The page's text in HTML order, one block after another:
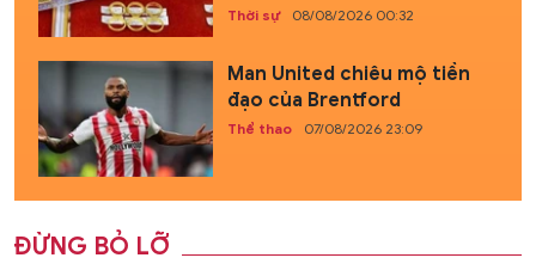
Thời sự 08/08/2026 00:32
Man United chiêu mộ tiền
đạo của Brentford
Thể thao 07/08/2026 23:09
ĐỪNG BỎ LỠ